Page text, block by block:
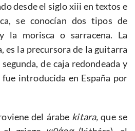
desde el siglo xiii en textos e
se conocían dos tipos de
la morisca o sarracena. La
es la precursora de la guitarra
de caja redondeada y
introducida en España por
del árabe kitara, que se